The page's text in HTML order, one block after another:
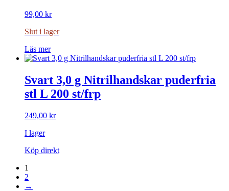
99,00 kr
Slut i lager
Läs mer
Svart 3,0 g Nitrilhandskar puderfria
stl L 200 st/frp
249,00 kr
I lager
Köp direkt
1
2
→